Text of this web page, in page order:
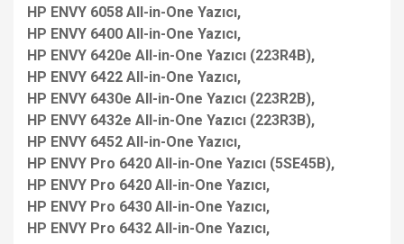
HP ENVY 6058 All-in-One Yazıcı,
HP ENVY 6400 All-in-One Yazıcı,
HP ENVY 6420e All-in-One Yazıcı (223R4B),
HP ENVY 6422 All-in-One Yazıcı,
HP ENVY 6430e All-in-One Yazıcı (223R2B),
HP ENVY 6432e All-in-One Yazıcı (223R3B),
HP ENVY 6452 All-in-One Yazıcı,
HP ENVY Pro 6420 All-in-One Yazıcı (5SE45B),
HP ENVY Pro 6420 All-in-One Yazıcı,
HP ENVY Pro 6430 All-in-One Yazıcı,
HP ENVY Pro 6432 All-in-One Yazıcı,